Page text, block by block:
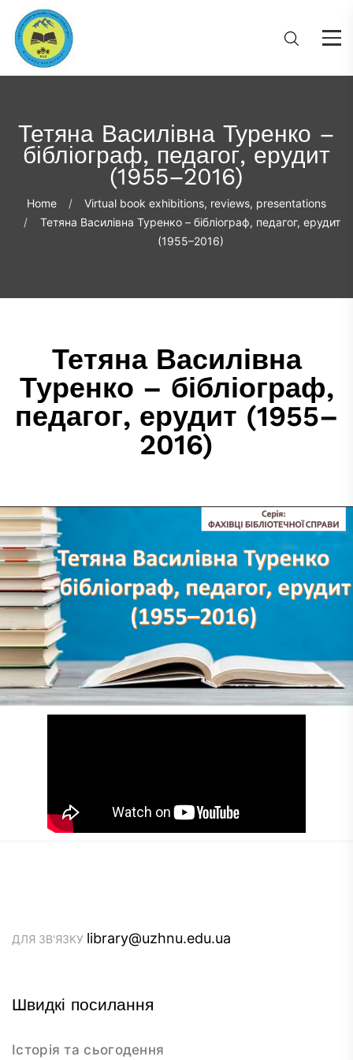
Тетяна Василівна Туренко –
бібліограф, педагог, ерудит
(1955–2016)
Home
Virtual book exhibitions, reviews, presentations
Тетяна Василівна Туренко – бібліограф, педагог, ерудит
(1955–2016)
Тетяна Василівна
Туренко – бібліограф,
педагог, ерудит (1955–
2016)
ДЛЯ ЗВ'ЯЗКУ library@uzhnu.edu.ua
Швидкі посилання
Історія та сьогодення